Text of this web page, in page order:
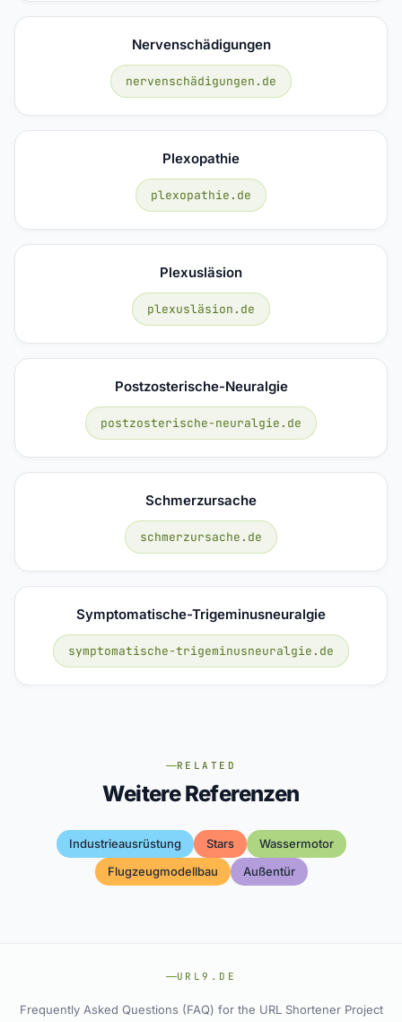
Nervenschädigungen
nervenschädigungen.de
Plexopathie
plexopathie.de
Plexusläsion
plexusläsion.de
Postzosterische-Neuralgie
postzosterische-neuralgie.de
Schmerzursache
schmerzursache.de
Symptomatische-Trigeminusneuralgie
symptomatische-trigeminusneuralgie.de
RELATED
Weitere Referenzen
Industrieausrüstung Stars
Wassermotor
Flugzeugmodellbau
Außentür
URL9.DE
Frequently Asked Questions (FAQ) for the URL Shortener Project